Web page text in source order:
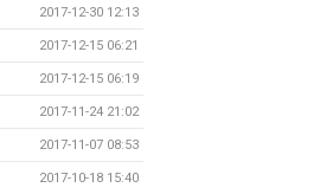
2017-12-30 12:13
2017-12-15 06:21
2017-12-15 06:19
2017-11-24 21:02
2017-11-07 08:53
2017-10-18 15:40